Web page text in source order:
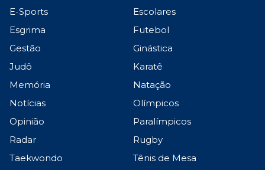
E-Sports
Escolares
Esgrima
Futebol
Gestão
Ginástica
Judô
Karatê
Memória
Natação
Notícias
Olímpicos
Opinião
Paralímpicos
Radar
Rugby
Taekwondo
Tênis de Mesa